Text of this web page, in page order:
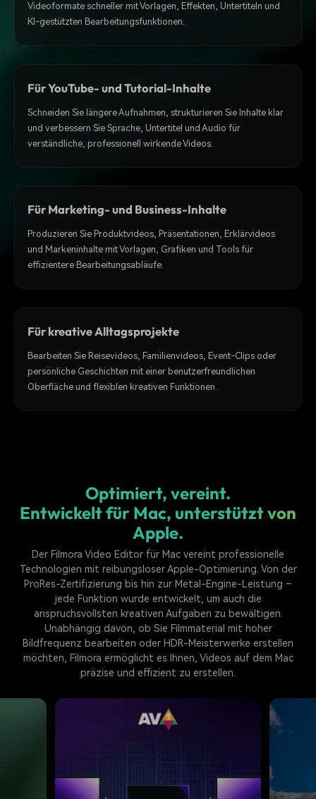
Videoformate schneller mit Vorlagen, Effekten, Untertiteln und
KI-gestützten Bearbeitungsfunktionen.
Für YouTube- und Tutorial-Inhalte
Schneiden Sie längere Aufnahmen, strukturieren Sie Inhalte klar
und verbessern Sie Sprache, Untertitel und Audio für
verständliche, professionell wirkende Videos.
Für Marketing- und Business-Inhalte
Produzieren Sie Produktvideos, Präsentationen, Erklärvideos
und Markeninhalte mit Vorlagen, Grafiken und Tools für
effizientere Bearbeitungsabläufe.
Für kreative Alltagsprojekte
Bearbeiten Sie Reisevideos, Familienvideos, Event-Clips oder
persönliche Geschichten mit einer benutzerfreundlichen
Oberfläche und flexiblen kreativen Funktionen.
Optimiert, vereint.
Entwickelt für Mac, unterstützt von
Apple.
Der Filmora Video Editor für Mac vereint professionelle
Technologien mit reibungsloser Apple-Optimierung. Von der
ProRes-Zertifizierung bis hin zur Metal-Engine-Leistung –
jede Funktion wurde entwickelt, um auch die
anspruchsvollsten kreativen Aufgaben zu bewältigen.
Unabhängig davon, ob Sie Filmmaterial mit hoher
Bildfrequenz bearbeiten oder HDR-Meisterwerke erstellen
möchten, Filmora ermöglicht es Ihnen, Videos auf dem Mac
präzise und effizient zu erstellen.